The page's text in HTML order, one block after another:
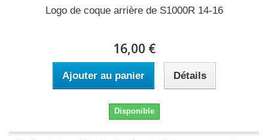
Logo de coque arrière de S1000R 14-16
16,00 €
Ajouter au panier Détails
Disponible